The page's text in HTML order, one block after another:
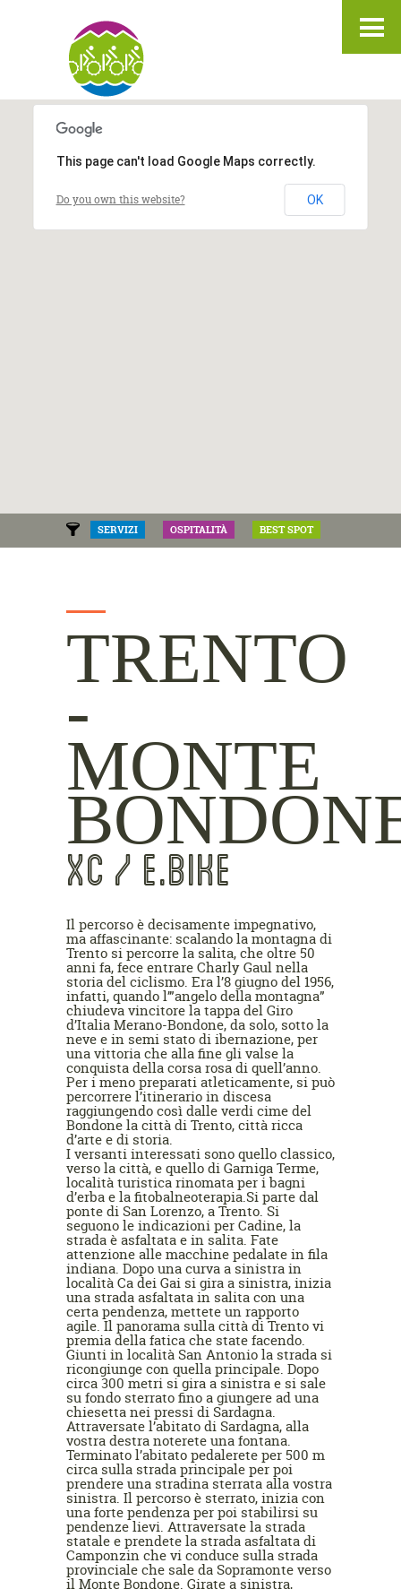
This page can't load Google Maps correctly.
Do you own this website? OK
SERVIZI OSPITALITÀ BEST SPOT
TRENTO
-
MONTE
XC / E.BIKE
Il percorso è decisamente impegnativo,
ma affascinante: scalando la montagna di
Trento si percorre la salita, che oltre 50
anni fa, fece entrare Charly Gaul nella
storia del ciclismo. Era l’8 giugno del 1956,
infatti, quando l’”angelo della montagna”
chiudeva vincitore la tappa del Giro
d’Italia Merano-Bondone, da solo, sotto la
neve e in semi stato di ibernazione, per
una vittoria che alla fine gli valse la
conquista della corsa rosa di quell’anno.
Per i meno preparati atleticamente, si può
percorrere l’itinerario in discesa
raggiungendo così dalle verdi cime del
Bondone la città di Trento, città ricca
d’arte e di storia.
I versanti interessati sono quello classico,
verso la città, e quello di Garniga Terme,
località turistica rinomata per i bagni
d’erba e la fitobalneoterapia.Si parte dal
ponte di San Lorenzo, a Trento. Si
seguono le indicazioni per Cadine, la
strada è asfaltata e in salita. Fate
attenzione alle macchine pedalate in fila
indiana. Dopo una curva a sinistra in
località Ca dei Gai si gira a sinistra, inizia
una strada asfaltata in salita con una
certa pendenza, mettete un rapporto
agile. Il panorama sulla città di Trento vi
premia della fatica che state facendo.
Giunti in località San Antonio la strada si
ricongiunge con quella principale. Dopo
circa 300 metri si gira a sinistra e si sale
su fondo sterrato fino a giungere ad una
chiesetta nei pressi di Sardagna.
Attraversate l’abitato di Sardagna, alla
vostra destra noterete una fontana.
Terminato l’abitato pedalerete per 500 m
circa sulla strada principale per poi
prendere una stradina sterrata alla vostra
sinistra. Il percorso è sterrato, inizia con
una forte pendenza per poi stabilirsi su
pendenze lievi. Attraversate la strada
statale e prendete la strada asfaltata di
Camponzin che vi conduce sulla strada
provinciale che sale da Sopramonte verso
il Monte Bondone. Girate a sinistra,